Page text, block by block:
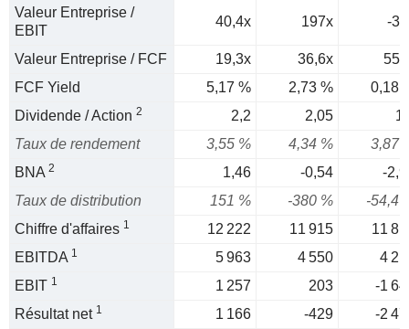
Valeur Entreprise /
EBIT
40,4x 197x -
Valeur Entreprise / FCF 19,3x 36,6x
FCF Yield
5,17 % 2,73 %
0,18
Dividende / Action 2 2,2 2,05
Taux de rendement
3,55 % 4,34 %
3,87
BNA 2 1,46 -0,54
-
Taux de distribution
151 % -380 %
-54,4
Chiffre d'affaires 1 12 222 11 915
11
EBITDA 1 5 963 4 550
4
EBIT 1 1 257 203
-1
Résultat net 1 1 166 -429
-2